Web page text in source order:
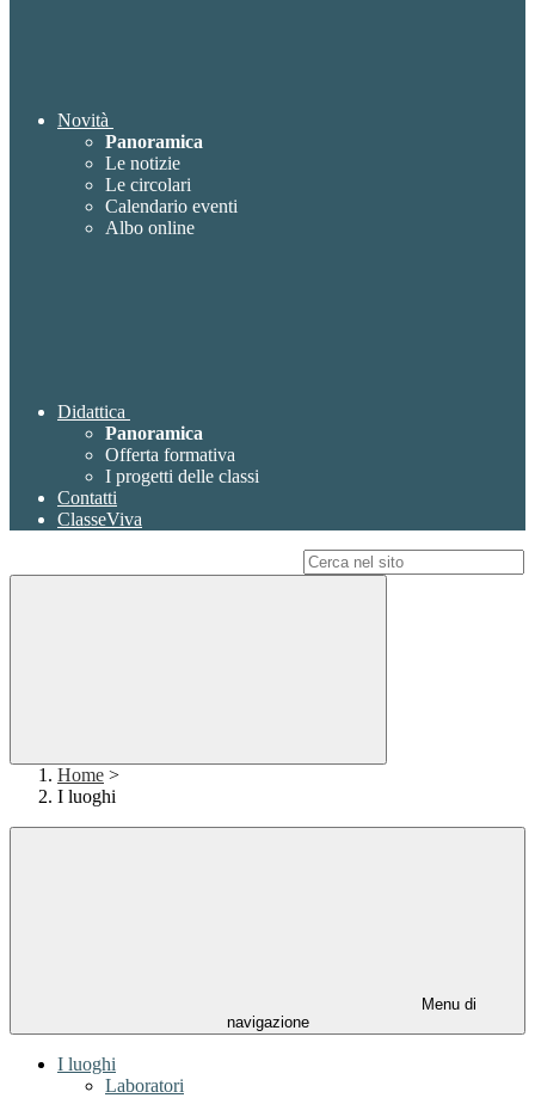
Novità
Panoramica
Le notizie
Le circolari
Calendario eventi
Albo online
Didattica
Panoramica
Offerta formativa
I progetti delle classi
Contatti
ClasseViva
Home >
I luoghi
Menu di
navigazione
I luoghi
Laboratori